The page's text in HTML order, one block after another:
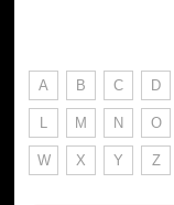
A B C D
L M N O
W X Y Z